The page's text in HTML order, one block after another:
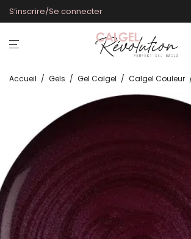
S’inscrire/Se connecter
Accueil / Gels / Gel Calgel / Calgel Couleur